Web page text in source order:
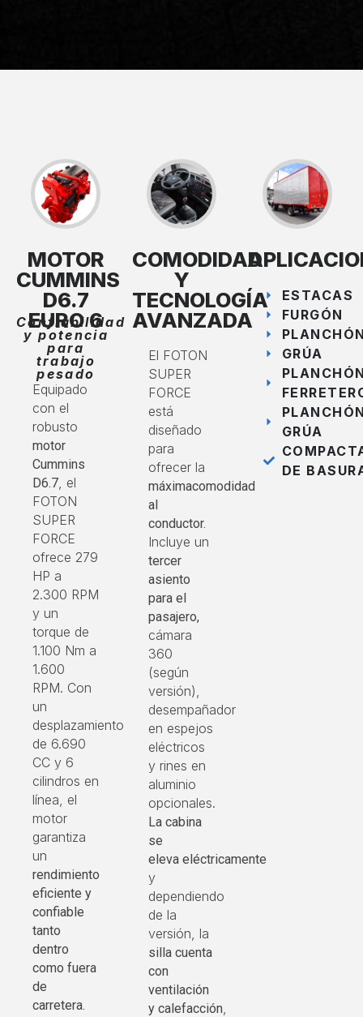
MOTOR
CUMMINS
D6.7
EURO 6
Confiabilidad
y potencia
para
trabajo
pesado
Equipado
con el
robusto
motor
Cummins
D6.7 , el
FOTON
SUPER
FORCE
ofrece 279
HP a
2.300 RPM
y un
torque de
1.100 Nm a
1.600
RPM. Con
un
desplazamiento
de 6.690
CC y 6
cilindros en
línea, el
motor
garantiza
un
rendimiento
eficiente y
confiable
tanto
dentro
como fuera
de
carretera.
COMODIDAD
Y
TECNOLOGÍA
AVANZADA
El FOTON
SUPER
FORCE
está
diseñado
para
ofrecer la
máximacomodidad
al
conductor.
Incluye un
tercer
asiento
para el
pasajero,
cámara
360
(según
versión),
desempañador
en espejos
eléctricos
y rines en
aluminio
opcionales.
La cabina
se
eleva eléctricamente
y
dependiendo
de la
versión, la
silla cuenta
con
ventilación
y calefacción
ESTACAS
FURGÓN
GRÚA
GRÚA
DE